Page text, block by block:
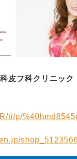
皮フ科クリニック
ti/p/